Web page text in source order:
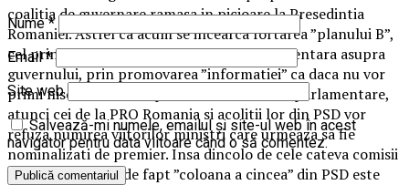
coalitia de guvernare ramasa in picioare la Presedintia
Romaniei. Astfel ca acum se incearca fortarea ”planului B”,
cel prin care sa se creeze o presiune suplimentara asupra
guvernului, prin promovarea ”informatiei” ca daca nu vor
primi niscai functii de presedinti de comisii parlamentare,
atunci cei de la PRO Romania si acolitii lor din PSD vor
refuza numirea viitorilor ministri care urmeaza sa fie
nominalizati de premier. Insa dincolo de cele cateva comisii
cerute la schimb, de fapt ”coloana a cincea” din PSD este
Nume*
Email*
Site web
Salvează-mi numele, emailul și site-ul web în acest
navigator pentru data viitoare când o să comentez.